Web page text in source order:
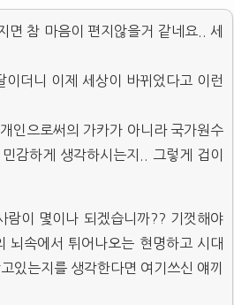
참 마음이 편지않을거 같네요.. 세
더니 이제 세상이 바뀌었다고 이런
인으로써의 가카가 아니라 국가원수
감하게 생각하시는지.. 그렇게 겁이
이 몇이나 되겠습니까?? 기껏해야
뇌속에서 튀어나오는 현명하고 시대
있는지를 생각한다면 여기쓰신 얘끼